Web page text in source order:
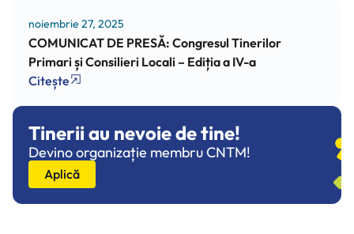
noiembrie 27, 2025
COMUNICAT DE PRESĂ: Congresul Tinerilor
Primari și Consilieri Locali – Ediția a IV-a
Citește
Tinerii au nevoie de tine!
Devino organizație membru CNTM!
Aplică